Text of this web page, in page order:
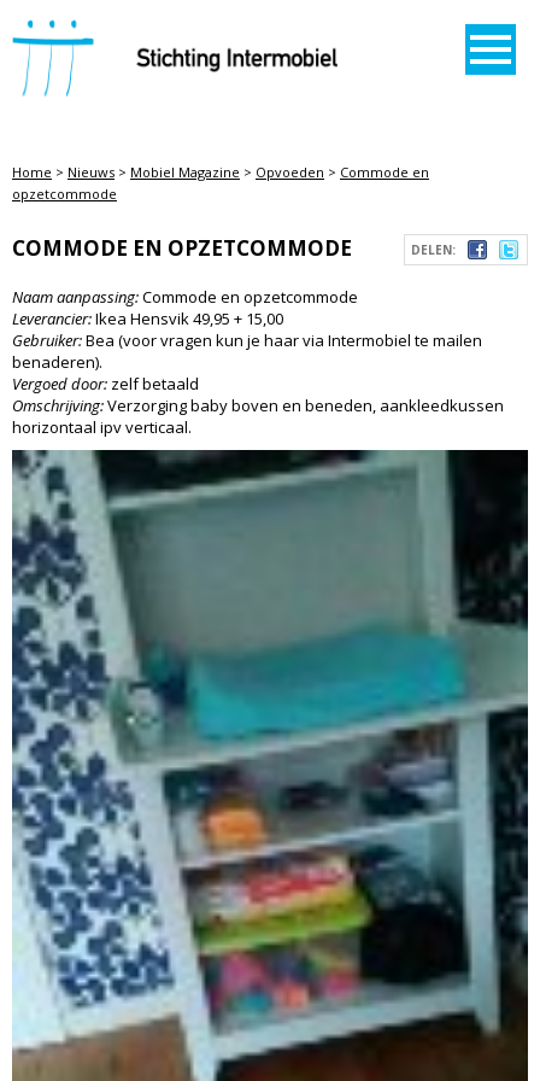
STICHTING INTERMOBIEL
Home > Nieuws > Mobiel Magazine > Opvoeden > Commode en
opzetcommode
DELEN:
COMMODE EN OPZETCOMMODE
Naam aanpassing:Commode en opzetcommode
Leverancier:Ikea Hensvik 49,95 + 15,00
Gebruiker:Bea (voor vragen kun je haar via Intermobiel te mailen
benaderen).
Vergoed door: zelf betaald
Omschrijving:Verzorging baby boven en beneden, aankleedkussen
horizontaal ipv verticaal.